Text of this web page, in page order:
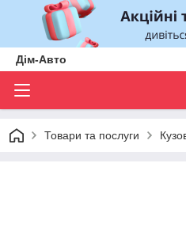
Дім-Авто
Товари та послуги